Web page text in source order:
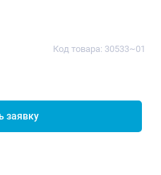
Код товара: 30533~01
заявку